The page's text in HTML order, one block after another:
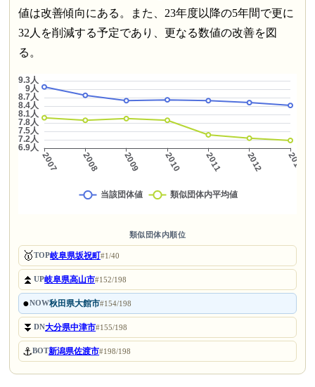
値は改善傾向にある。また、23年度以降の5年間で更に
32人を削減する予定であり、更なる数値の改善を図
る。
類似団体内順位
🥇TOP岐阜県坂祝町#1/40
⏫UP岐阜県高山市#152/198
●NOW秋田県大館市#154/198
⏬DN大分県中津市#155/198
⚓BOT新潟県佐渡市#198/198